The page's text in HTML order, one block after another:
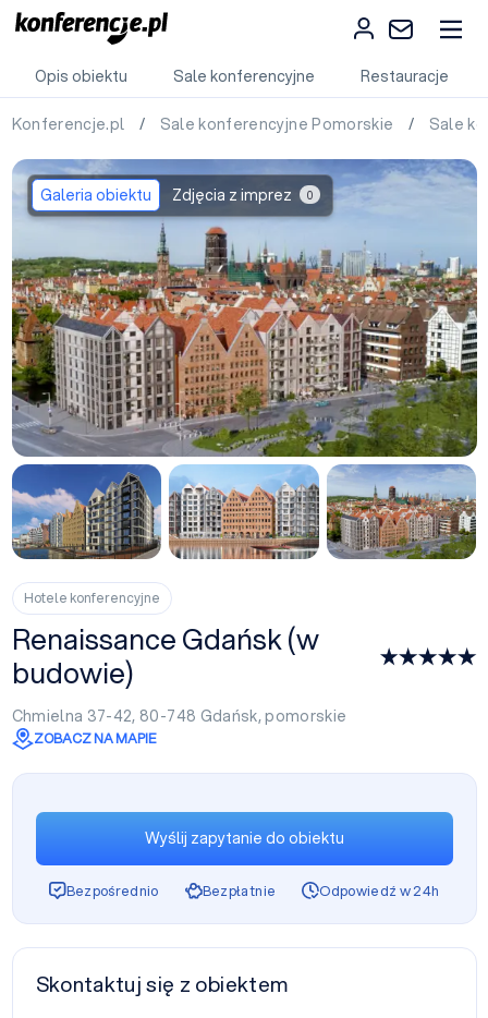
Opis obiektu Sale konferencyjne Restauracje
Konferencje.pl / Sale konferencyjne Pomorskie / Sale
Galeria obiektu Zdjęcia z imprez 0
Hotele konferencyjne
Renaissance Gdańsk (w
budowie)
Chmielna 37-42, 80-748 Gdańsk,pomorskie
ZOBACZ NA MAPIE
Wyślij zapytanie do obiektu
Bezpośrednio Bezpłatnie Odpowiedź w 24h
Skontaktuj się z obiektem